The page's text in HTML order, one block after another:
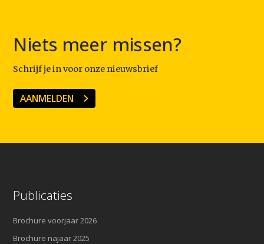
Niets meer missen?
Schrijf je in voor onze nieuwsbrief
AANMELDEN
Publicaties
Brochure voorjaar 2026
Brochure najaar 2025